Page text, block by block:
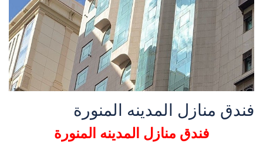
فندق منازل المدينه المنورة
فندق منازل المدينه المنورة